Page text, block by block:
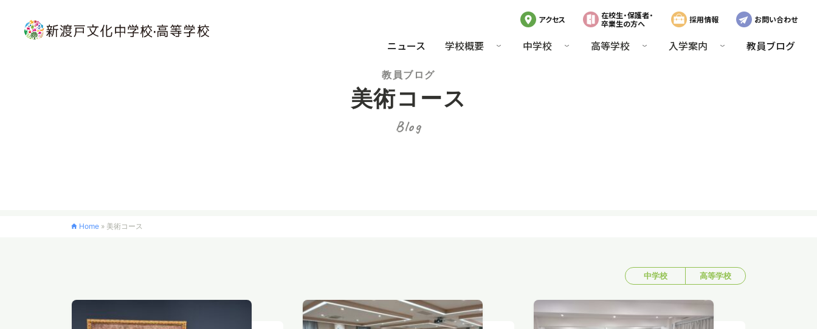
アクセス
在校生・保護者・
卒業生の方へ
採用情報 お問い合わせ
ニュース 学校概要 中学校 高等学校 入学案内 教員ブログ
教員ブログ
美術コース
Blog
Home » 美術コース
中学校 高等学校